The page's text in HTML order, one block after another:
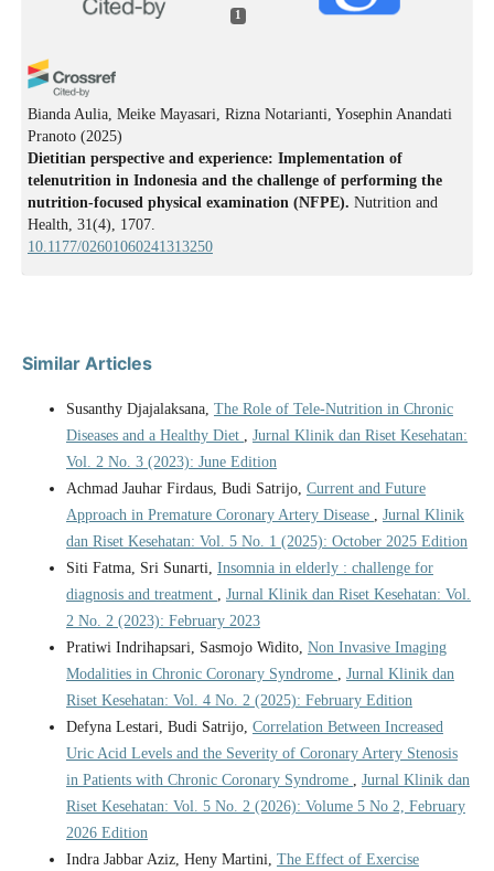
1
Bianda Aulia, Meike Mayasari, Rizna Notarianti, Yosephin Anandati
Pranoto (2025)
Dietitian perspective and experience: Implementation of
telenutrition in Indonesia and the challenge of performing the
nutrition-focused physical examination (NFPE). Nutrition and
Health, 31(4), 1707.
10.1177/02601060241313250
Similar Articles
Susanthy Djajalaksana, The Role of Tele-Nutrition in Chronic
Diseases and a Healthy Diet , Jurnal Klinik dan Riset Kesehatan:
Vol. 2 No. 3 (2023): June Edition
Achmad Jauhar Firdaus, Budi Satrijo, Current and Future
Approach in Premature Coronary Artery Disease , Jurnal Klinik
dan Riset Kesehatan: Vol. 5 No. 1 (2025): October 2025 Edition
Siti Fatma, Sri Sunarti, Insomnia in elderly : challenge for
diagnosis and treatment , Jurnal Klinik dan Riset Kesehatan: Vol.
2 No. 2 (2023): February 2023
Pratiwi Indrihapsari, Sasmojo Widito, Non Invasive Imaging
Modalities in Chronic Coronary Syndrome , Jurnal Klinik dan
Riset Kesehatan: Vol. 4 No. 2 (2025): February Edition
Defyna Lestari, Budi Satrijo, Correlation Between Increased
Uric Acid Levels and the Severity of Coronary Artery Stenosis
in Patients with Chronic Coronary Syndrome , Jurnal Klinik dan
Riset Kesehatan: Vol. 5 No. 2 (2026): Volume 5 No 2, February
2026 Edition
Indra Jabbar Aziz, Heny Martini, The Effect of Exercise